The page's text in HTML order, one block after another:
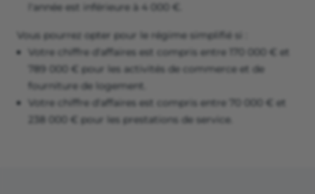
l'année est inférieure à 4 000 €.
Vous pourrez opter pour le régime simplifié si :
Votre chiffre d'affaires est compris entre 170 000 € et
789 000 € pour les activités de commerce et de
fourniture de logement.
Votre chiffre d'affaires est compris entre 70 000 € et
238 000 € pour les prestations de service.